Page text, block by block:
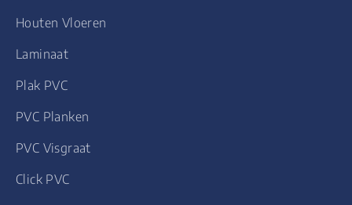
Houten Vloeren
Laminaat
Plak PVC
PVC Planken
PVC Visgraat
Click PVC